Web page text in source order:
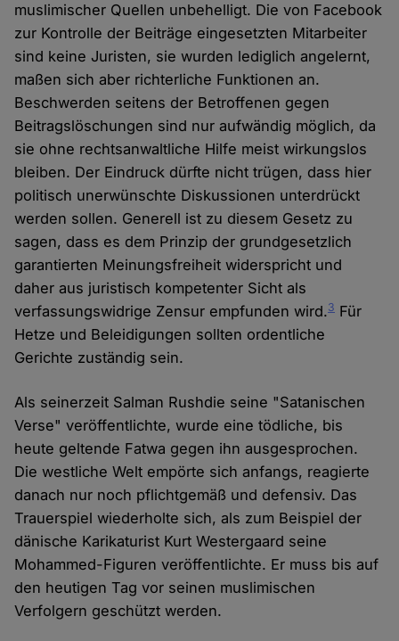
muslimischer Quellen unbehelligt. Die von Facebook
zur Kontrolle der Beiträge eingesetzten Mitarbeiter
sind keine Juristen, sie wurden lediglich angelernt,
maßen sich aber richterliche Funktionen an.
Beschwerden seitens der Betroffenen gegen
Beitragslöschungen sind nur aufwändig möglich, da
sie ohne rechtsanwaltliche Hilfe meist wirkungslos
bleiben. Der Eindruck dürfte nicht trügen, dass hier
politisch unerwünschte Diskussionen unterdrückt
werden sollen. Generell ist zu diesem Gesetz zu
sagen, dass es dem Prinzip der grundgesetzlich
garantierten Meinungsfreiheit widerspricht und
daher aus juristisch kompetenter Sicht als
verfassungswidrige Zensur empfunden wird.3 Für
Hetze und Beleidigungen sollten ordentliche
Gerichte zuständig sein.
Als seinerzeit Salman Rushdie seine "Satanischen
Verse" veröffentlichte, wurde eine tödliche, bis
heute geltende Fatwa gegen ihn ausgesprochen.
Die westliche Welt empörte sich anfangs, reagierte
danach nur noch pflichtgemäß und defensiv. Das
Trauerspiel wiederholte sich, als zum Beispiel der
dänische Karikaturist Kurt Westergaard seine
Mohammed-Figuren veröffentlichte. Er muss bis auf
den heutigen Tag vor seinen muslimischen
Verfolgern geschützt werden.